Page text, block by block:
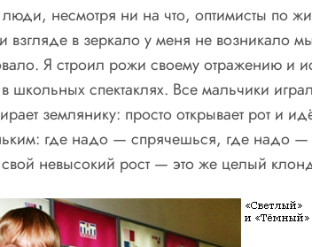
несмотря ни на что, оптимисты по
в зеркало у меня не возникало
Я строил рожи своему отражению и
спектаклях. Все мальчики
землянику: просто открывает рот и
где надо — спрячешься, где надо —
невысокий рост — это же целый